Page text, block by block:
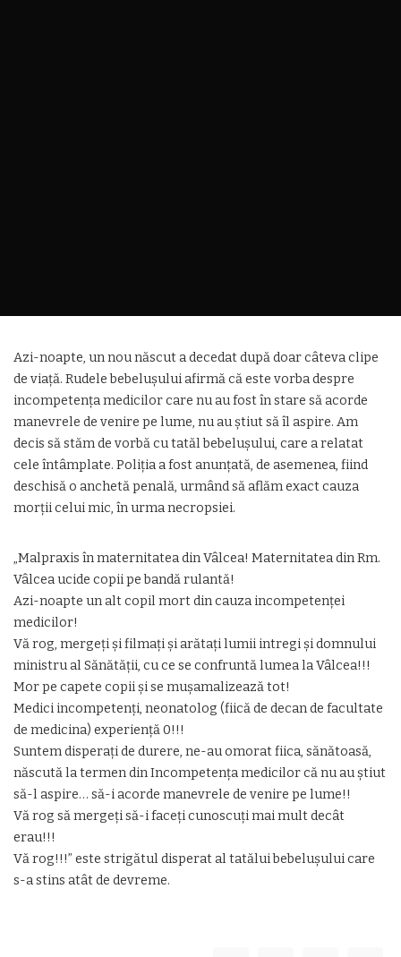
Azi-noapte, un nou născut a decedat după doar câteva clipe
de viață. Rudele bebelușului afirmă că este vorba despre
incompetența medicilor care nu au fost în stare să acorde
manevrele de venire pe lume, nu au știut să îl aspire. Am
decis să stăm de vorbă cu tatăl bebelușului, care a relatat
cele întâmplate. Poliția a fost anunțată, de asemenea, fiind
deschisă o anchetă penală, urmând să aflăm exact cauza
morții celui mic, în urma necropsiei.
„Malpraxis în maternitatea din Vâlcea! Maternitatea din Rm.
Vâlcea ucide copii pe bandă rulantă!
Azi-noapte un alt copil mort din cauza incompetenței
medicilor!
Vă rog, mergeți și filmați și arătați lumii intregi și domnului
ministru al Sănătății, cu ce se confruntă lumea la Vâlcea!!!
Mor pe capete copii și se mușamalizează tot!
Medici incompetenți, neonatolog (fiică de decan de facultate
de medicina) experiență 0!!!
Suntem disperați de durere, ne-au omorat fiica, sănătoasă,
născută la termen din Incompetența medicilor că nu au știut
să-l aspire… să-i acorde manevrele de venire pe lume!!
Vă rog să mergeți să-i faceți cunoscuți mai mult decât
erau!!!
Vă rog!!!” este strigătul disperat al tatălui bebelușului care
s-a stins atât de devreme.